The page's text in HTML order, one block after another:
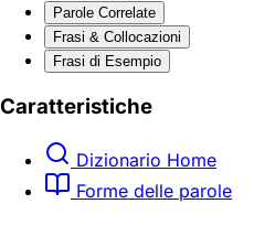
Parole Correlate
Frasi & Collocazioni
Frasi di Esempio
Caratteristiche
Dizionario Home
Forme delle parole